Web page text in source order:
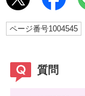
ページ番号1004545
質問